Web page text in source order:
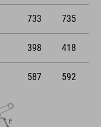
733 735
398 418
587 592